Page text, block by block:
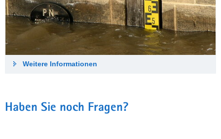
Weitere Informationen
Haben Sie noch Fragen?